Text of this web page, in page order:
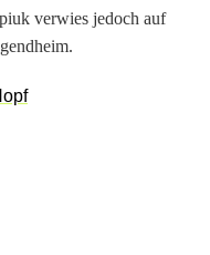
verwies jedoch auf